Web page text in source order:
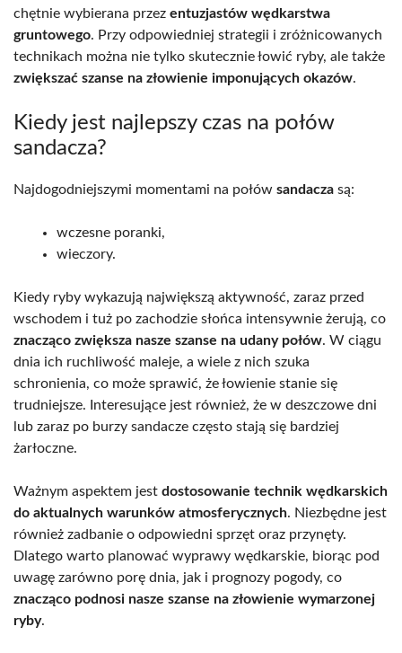
chętnie wybierana przez entuzjastów wędkarstwa
gruntowego. Przy odpowiedniej strategii i zróżnicowanych
technikach można nie tylko skutecznie łowić ryby, ale także
zwiększać szanse na złowienie imponujących okazów.
Kiedy jest najlepszy czas na połów
sandacza?
Najdogodniejszymi momentami na połów sandacza są:
wczesne poranki,
wieczory.
Kiedy ryby wykazują największą aktywność, zaraz przed
wschodem i tuż po zachodzie słońca intensywnie żerują, co
znacząco zwiększa nasze szanse na udany połów. W ciągu
dnia ich ruchliwość maleje, a wiele z nich szuka
schronienia, co może sprawić, że łowienie stanie się
trudniejsze. Interesujące jest również, że w deszczowe dni
lub zaraz po burzy sandacze często stają się bardziej
żarłoczne.
Ważnym aspektem jest dostosowanie technik wędkarskich
do aktualnych warunków atmosferycznych. Niezbędne jest
również zadbanie o odpowiedni sprzęt oraz przynęty.
Dlatego warto planować wyprawy wędkarskie, biorąc pod
uwagę zarówno porę dnia, jak i prognozy pogody, co
znacząco podnosi nasze szanse na złowienie wymarzonej
ryby.